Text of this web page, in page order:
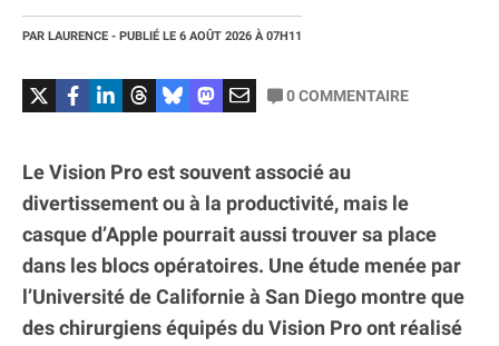
PAR LAURENCE - PUBLIÉ LE 6 AOÛT 2026 À 07H11
0COMMENTAIRE
Le Vision Pro est souvent associé au
divertissement ou à la productivité, mais le
casque d’Apple pourrait aussi trouver sa place
dans les blocs opératoires. Une étude menée par
l’Université de Californie à San Diego montre que
des chirurgiens équipés du Vision Pro ont réalisé